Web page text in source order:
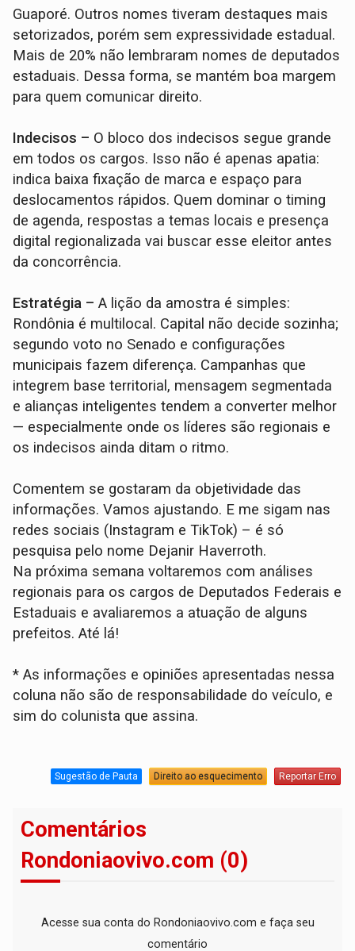
Guaporé. Outros nomes tiveram destaques mais
setorizados, porém sem expressividade estadual.
Mais de 20% não lembraram nomes de deputados
estaduais. Dessa forma, se mantém boa margem
para quem comunicar direito.
Indecisos – O bloco dos indecisos segue grande
em todos os cargos. Isso não é apenas apatia:
indica baixa fixação de marca e espaço para
deslocamentos rápidos. Quem dominar o timing
de agenda, respostas a temas locais e presença
digital regionalizada vai buscar esse eleitor antes
da concorrência.
Estratégia – A lição da amostra é simples:
Rondônia é multilocal. Capital não decide sozinha;
segundo voto no Senado e configurações
municipais fazem diferença. Campanhas que
integrem base territorial, mensagem segmentada
e alianças inteligentes tendem a converter melhor
— especialmente onde os líderes são regionais e
os indecisos ainda ditam o ritmo.
Comentem se gostaram da objetividade das
informações. Vamos ajustando. E me sigam nas
redes sociais (Instagram e TikTok) – é só
pesquisa pelo nome Dejanir Haverroth.
Na próxima semana voltaremos com análises
regionais para os cargos de Deputados Federais e
Estaduais e avaliaremos a atuação de alguns
prefeitos. Até lá!
* As informações e opiniões apresentadas nessa
coluna não são de responsabilidade do veículo, e
sim do colunista que assina.
Sugestão de Pauta Direito ao esquecimento Reportar Erro
Comentários
Rondoniaovivo.com (0)
Acesse sua conta do Rondoniaovivo.com e faça seu
comentário